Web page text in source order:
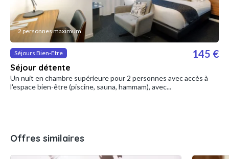
2 personnes maximum
Séjours Bien-Etre
Séjour détente
145 €
Un nuit en chambre supérieure pour 2 personnes avec accès à
l'espace bien-être (piscine, sauna, hammam), avec...
Offres similaires